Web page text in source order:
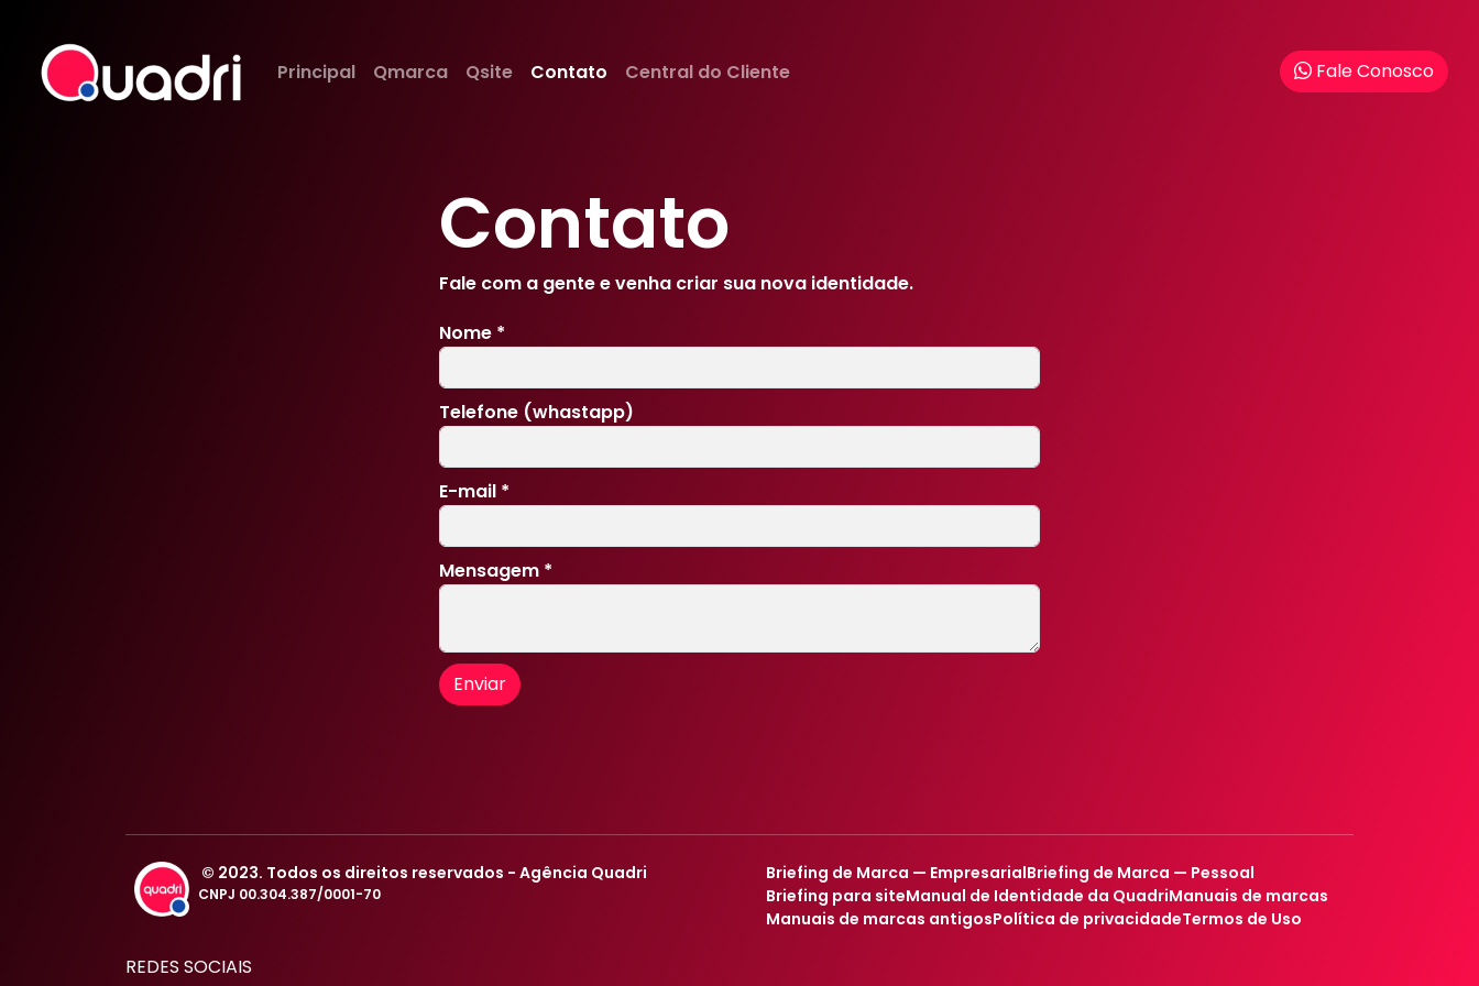
Principal Qmarca Qsite Contato Central do Cliente Fale Conosco
Contato
Fale com a gente e venha criar sua nova identidade.
Nome *
Telefone (whastapp)
E-mail *
Mensagem *
Enviar
© 2023. Todos os direitos reservados - Agência Quadri
CNPJ 00.304.387/0001-70
REDES SOCIAIS
Briefing de Marca — EmpresarialBriefing de Marca — Pessoal
Briefing para siteManual de Identidade da QuadriManuais de marcas
Manuais de marcas antigosPolítica de privacidadeTermos de Uso